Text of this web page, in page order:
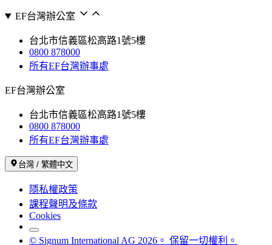
EF台灣辦公室
台北市信義區松高路1號5樓
0800 878000
所有EF台灣辦事處
EF台灣辦公室
台北市信義區松高路1號5樓
0800 878000
所有EF台灣辦事處
台灣 / 繁體中文
隱私權政策
課程聲明及條款
Cookies
© Signum International AG 2026。 保留一切權利。